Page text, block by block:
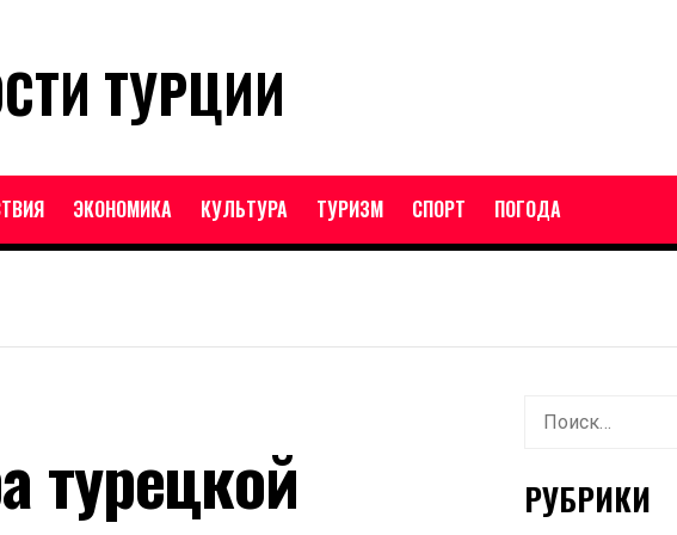
ТУРЦИИ
ЭКОНОМИКА КУЛЬТУРА ТУРИЗМ СПОРТ ПОГОДА
турецкой
Найти:
РУБРИКИ